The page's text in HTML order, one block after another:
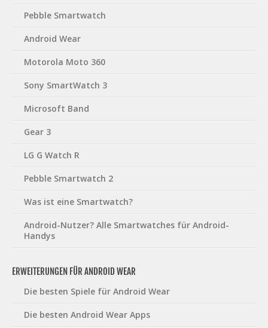
Pebble Smartwatch
Android Wear
Motorola Moto 360
Sony SmartWatch 3
Microsoft Band
Gear 3
LG G Watch R
Pebble Smartwatch 2
Was ist eine Smartwatch?
Android-Nutzer? Alle Smartwatches für Android-
Handys
ERWEITERUNGEN FÜR ANDROID WEAR
Die besten Spiele für Android Wear
Die besten Android Wear Apps